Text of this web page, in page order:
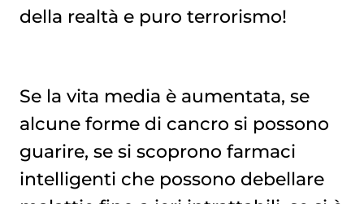
della realtà e puro terrorismo!
Se la vita media è aumentata, se
alcune forme di cancro si possono
guarire, se si scoprono farmaci
intelligenti che possono debellare